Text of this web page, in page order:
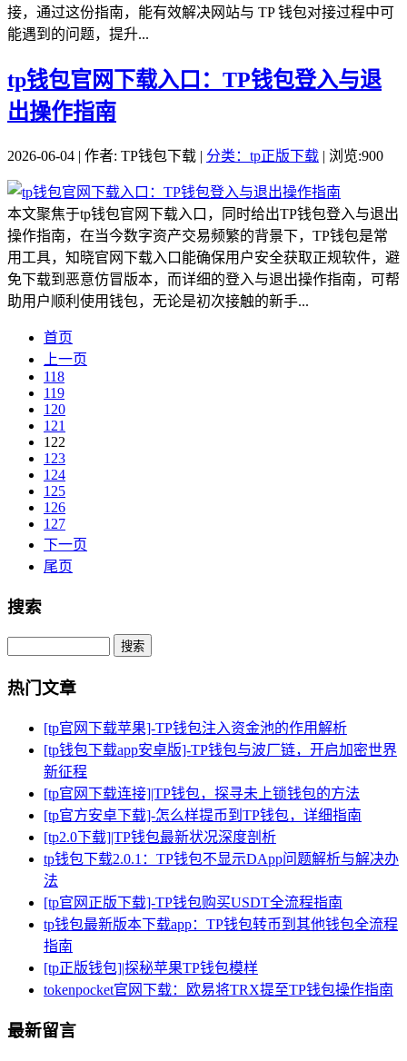
接，通过这份指南，能有效解决网站与 TP 钱包对接过程中可
能遇到的问题，提升...
tp钱包官网下载入口：TP钱包登入与退
出操作指南
2026-06-04 | 作者: TP钱包下载 | 分类：tp正版下载 | 浏览:900
本文聚焦于tp钱包官网下载入口，同时给出TP钱包登入与退出
操作指南，在当今数字资产交易频繁的背景下，TP钱包是常
用工具，知晓官网下载入口能确保用户安全获取正规软件，避
免下载到恶意仿冒版本，而详细的登入与退出操作指南，可帮
助用户顺利使用钱包，无论是初次接触的新手...
首页
上一页
118
119
120
121
122
123
124
125
126
127
下一页
尾页
搜索
Search
热门文章
[tp官网下载苹果]-TP钱包注入资金池的作用解析
[tp钱包下载app安卓版]-TP钱包与波厂链，开启加密世界
新征程
[tp官网下载连接]|TP钱包，探寻未上锁钱包的方法
[tp官方安卓下载]-怎么样提币到TP钱包，详细指南
[tp2.0下载]|TP钱包最新状况深度剖析
tp钱包下载2.0.1：TP钱包不显示DApp问题解析与解决办
法
[tp官网正版下载]-TP钱包购买USDT全流程指南
tp钱包最新版本下载app：TP钱包转币到其他钱包全流程
指南
[tp正版钱包]|探秘苹果TP钱包模样
tokenpocket官网下载：欧易将TRX提至TP钱包操作指南
最新留言